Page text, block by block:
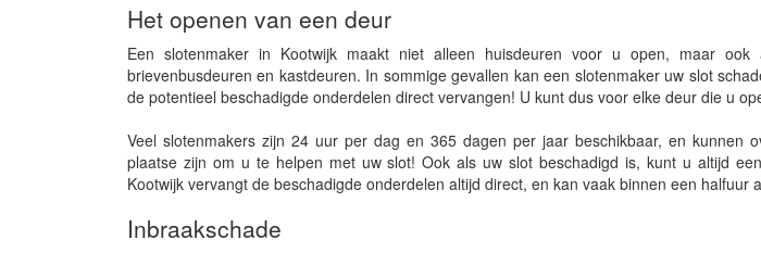
Het openen van een deur
Een slotenmaker in Kootwijk maakt niet alleen huisdeuren voor u open, maar ook
brievenbusdeuren en kastdeuren. In sommige gevallen kan een slotenmaker uw slot
de potentieel beschadigde onderdelen direct vervangen! U kunt dus voor elke deur die u
Veel slotenmakers zijn 24 uur per dag en 365 dagen per jaar beschikbaar, en kunnen
plaatse zijn om u te helpen met uw slot! Ook als uw slot beschadigd is, kunt u altijd
Kootwijk vervangt de beschadigde onderdelen altijd direct, en kan vaak binnen een halfuur
Inbraakschade